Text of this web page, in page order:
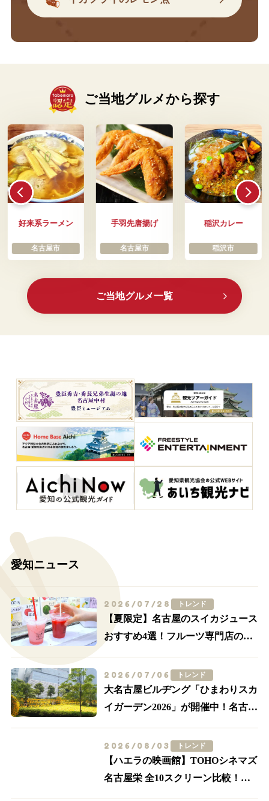
ご当地グルメから探す
好来系ラーメン
名古屋市
手羽先唐揚げ
名古屋市
稲沢カレー
稲沢市
ご当地グルメ一覧
愛知ニュース
2026/07/28 トレンド
【夏限定】名古屋のスイカジュース
おすすめ4選！フルーツ専門店の一
2026/07/06 トレンド
大名古屋ビルヂング「ひまわりスカ
イガーデン2026」が開催中！名古屋
2026/08/03 トレンド
【ハエラの映画館】TOHOシネマズ
名古屋栄 全10スクリーン比較！